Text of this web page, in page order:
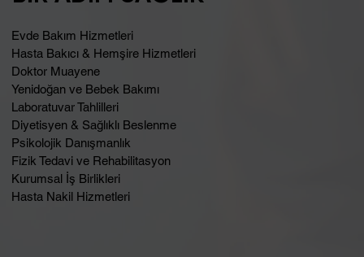
Evde Bakım Hizmetleri
Hasta Bakıcı & Hemşire Hizmetleri
Doktor Muayene
Yenidoğan ve Bebek Bakımı
Laboratuvar Tahlilleri
Diyetisyen & Sağlıklı Beslenme
Psikolojik Danışmanlık
Fizik Tedavi ve Rehabilitasyon
Kurumsal İş Birlikleri
Hasta Nakil Hizmetleri